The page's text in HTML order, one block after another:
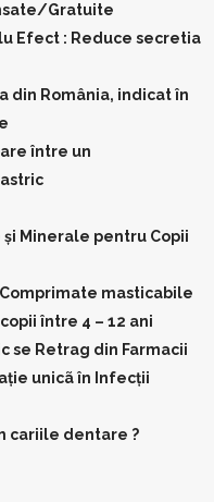
Gratuite
Efect : Reduce secretia
din România, indicat în
între un
Minerale pentru Copii
masticabile
între 4 – 12 ani
se Retrag din Farmacii
unicã în Infecții
cariile dentare ?